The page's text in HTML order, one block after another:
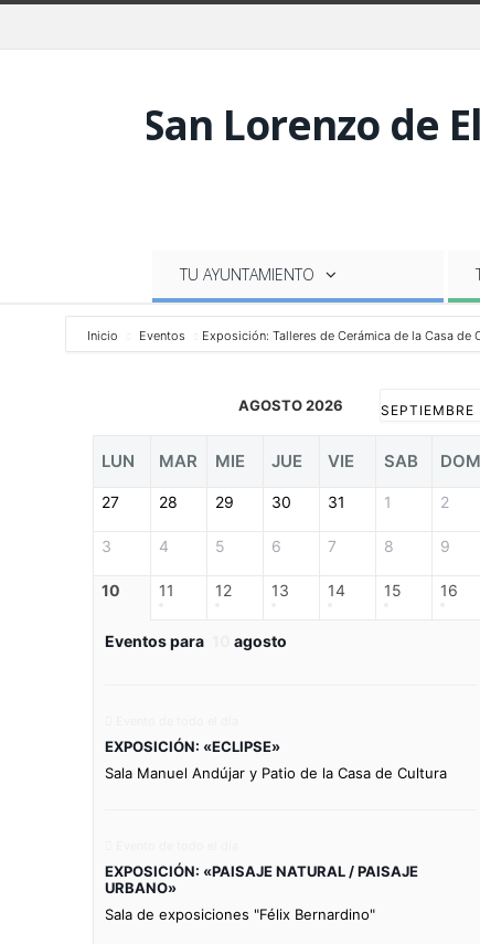
TU AYUNTAMIENTO
Inicio Eventos Exposición: Talleres de Cerámica de la Casa de
AGOSTO 2026 SEPTIEMBRE
LUN MAR MIE JUE VIE SAB DOM
27 28 29 30 31 1 2
3 4 5 6 7 8 9
10 11 12 13 14 15 16
Eventos para agosto
EXPOSICIÓN: «ECLIPSE»
Sala Manuel Andújar y Patio de la Casa de Cultura
EXPOSICIÓN: «PAISAJE NATURAL / PAISAJE
URBANO»
Sala de exposiciones "Félix Bernardino"